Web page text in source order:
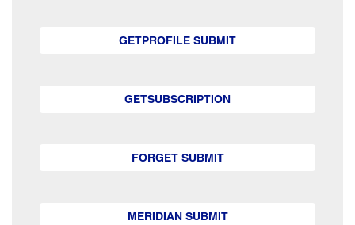
GETPROFILE SUBMIT
GETSUBSCRIPTION
FORGET SUBMIT
MERIDIAN SUBMIT